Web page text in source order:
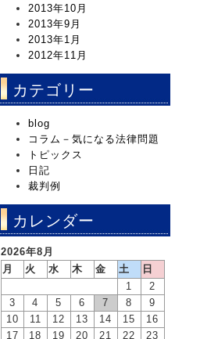
2013年10月
2013年9月
2013年1月
2012年11月
カテゴリー
blog
コラム－気になる法律問題
トピックス
日記
裁判例
カレンダー
2026年8月
月
火 水 木 金 土
日
1
2
3
4 5 6 7 8
9
10
11 12 13 14 15
16
17
18 19 20 21 22 23